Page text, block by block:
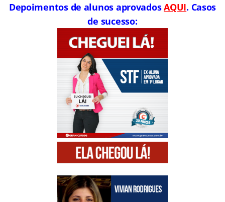
Depoimentos de alunos aprovadosAQUI. Casos
de sucesso: